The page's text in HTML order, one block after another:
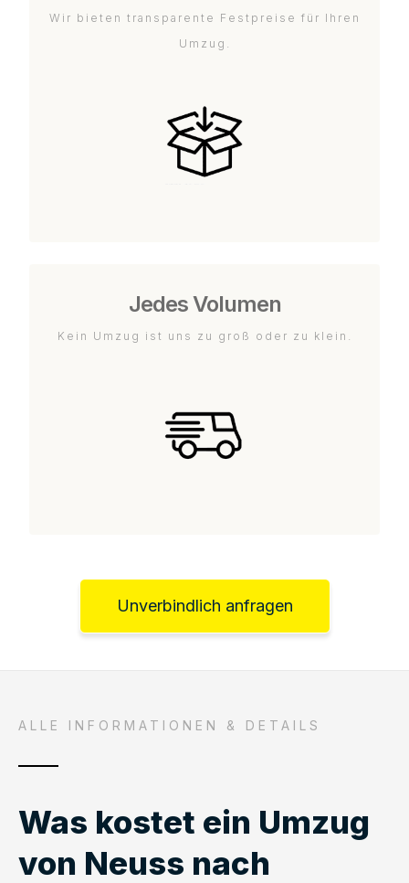
Wir bieten transparente Festpreise für Ihren
Umzug.
Jedes Volumen
Kein Umzug ist uns zu groß oder zu klein.
Unverbindlich anfragen
ALLE INFORMATIONEN & DETAILS
Was kostet ein Umzug
von Neuss nach